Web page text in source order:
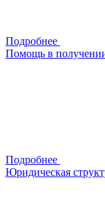
Подробнее
Помощь в
Подробнее
Юридическая